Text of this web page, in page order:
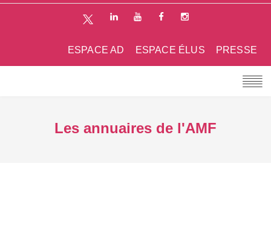
PRESSE
ESPACE ÉLUS
ESPACE AD
Les annuaires de l'AMF